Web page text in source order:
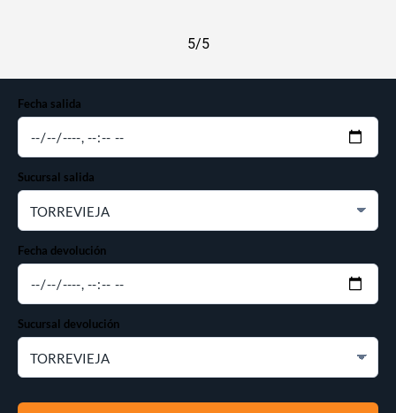
5/5
Fecha salida
Sucursal salida
Fecha devolución
Sucursal devolución